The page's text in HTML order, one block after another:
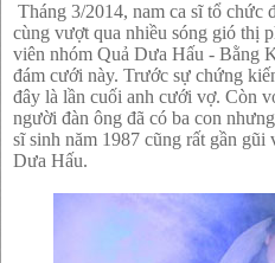
Tháng 3/2014, nam ca sĩ tổ chức
cùng vượt qua nhiều sóng gió thị
viên nhóm Quả Dưa Hấu - Bằng
đám cưới này. Trước sự chứng
đây là lần cuối anh cưới vợ. Còn
người đàn ông đã có ba con
sĩ sinh năm 1987 cũng rất gần
Dưa Hấu.